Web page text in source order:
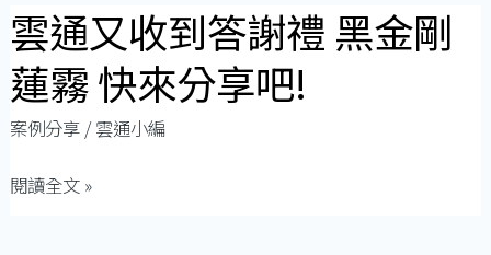
二
仙
膠
雲通又收到答謝禮 黑金剛
蓮霧 快來分享吧!
案例分享/雲通小編
雲
通
又
收
答
閱讀全文 »